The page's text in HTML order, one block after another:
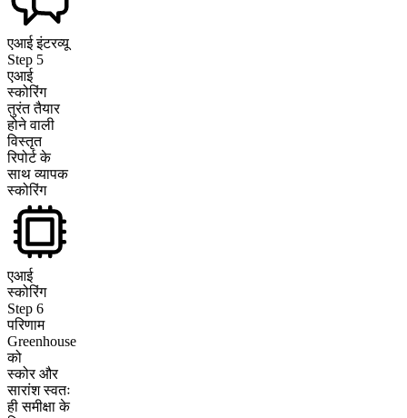
एआई इंटरव्यू
Step 5
एआई
स्कोरिंग
तुरंत तैयार
होने वाली
विस्तृत
रिपोर्ट के
साथ व्यापक
स्कोरिंग
एआई
स्कोरिंग
Step 6
परिणाम
Greenhouse
को
स्कोर और
सारांश स्वतः
ही समीक्षा के